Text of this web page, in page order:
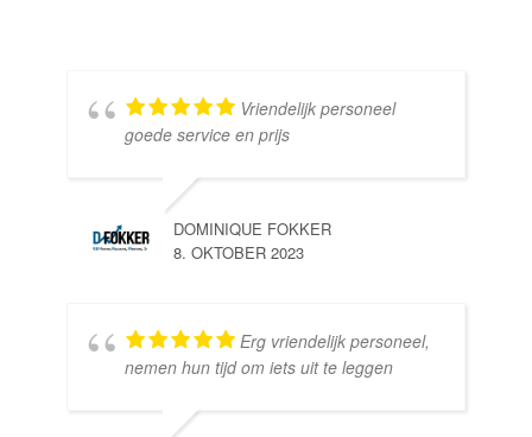
Vriendelijk personeel
goede service en prijs
DOMINIQUE FOKKER
8. OKTOBER 2023
Erg vriendelijk personeel,
nemen hun tijd om iets uit te leggen